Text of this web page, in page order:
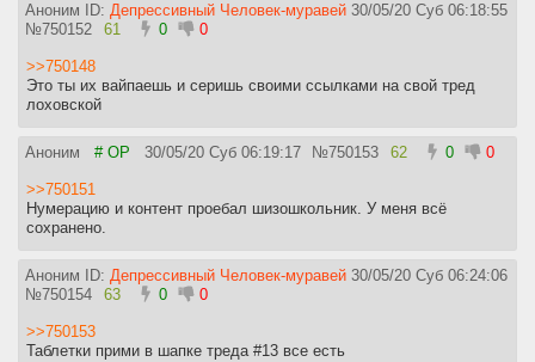
Аноним ID: Депрессивный Человек-муравей 30/05/20 Суб 06:18:55
№750152 61 0 0
>>750148
Это ты их вайпаешь и серишь своими ссылками на свой тред
лоховской
Аноним # OP 30/05/20 Суб 06:19:17 №750153 62 0 0
>>750151
Нумерацию и контент проебал шизошкольник. У меня всё
сохранено.
Аноним ID: Депрессивный Человек-муравей 30/05/20 Суб 06:24:06
№750154 63 0 0
>>750153
Таблетки прими в шапке треда #13 все есть